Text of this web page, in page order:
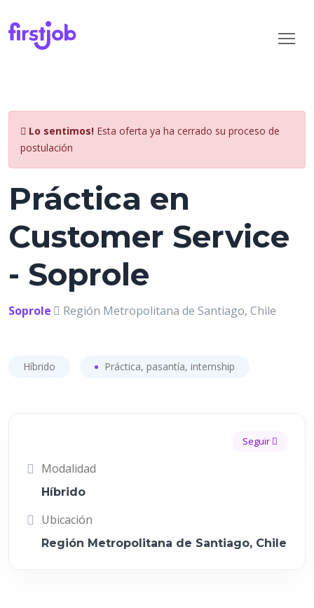
Lo sentimos! Esta oferta ya ha cerrado su proceso de
postulación
Práctica en
Customer Service
- Soprole
Soprole Región Metropolitana de Santiago, Chile
Híbrido Práctica, pasantía, internship
Seguir
Modalidad
Híbrido
Ubicación
Región Metropolitana de Santiago, Chile